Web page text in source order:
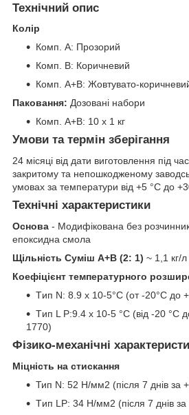
Технічний опис
Колір
Комп. A: Прозорий
Комп. B: Коричневий
Комп. A+B: Жовтувато-
Паковання: Дозовані набори
Комп. A+B: 10 х 1 кг
Умови та термін зберігання
24 місяці від дати виготовлення під
закритому та непошкодженому
умовах за температури від +5 °C до
Технічні характеристики
Основа - Модифікована без
епоксидна смола
Щільність Суміш A+B (2: 1) ~ 1,1 кг/
Коефіцієнт температурного
Tип N: 8.9 x 10-5°C (от -20°C дo
Tип L P:9.4 x 10-5 °C (від -20 °C
1770)
Фізико-механічні
Міцність на стискання
Тип N: 52 Н/мм2 (після 7 днів за
Tип LP: 34 Н/мм2 (після 7 днів за